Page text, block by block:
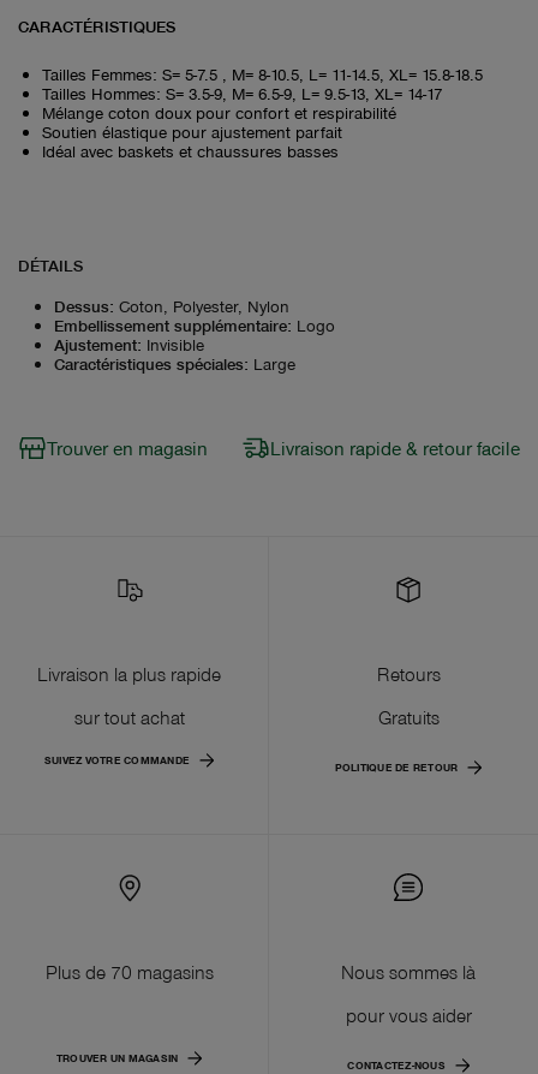
CARACTÉRISTIQUES
Tailles Femmes: S= 5-7.5 , M= 8-10.5, L= 11-14.5, XL= 15.8-18.5
Tailles Hommes: S= 3.5-9, M= 6.5-9, L= 9.5-13, XL= 14-17
Mélange coton doux pour confort et respirabilité
Soutien élastique pour ajustement parfait
Idéal avec baskets et chaussures basses
DÉTAILS
Dessus: Coton, Polyester, Nylon
Embellissement supplémentaire: Logo
Ajustement: Invisible
Caractéristiques spéciales: Large
Trouver en magasin Livraison rapide & retour facile
Livraison la plus rapide
sur tout achat
SUIVEZ VOTRE COMMANDE
Retours
Gratuits
POLITIQUE DE RETOUR
Plus de 70 magasins
TROUVER UN MAGASIN
Nous sommes là
pour vous aider
CONTACTEZ-NOUS